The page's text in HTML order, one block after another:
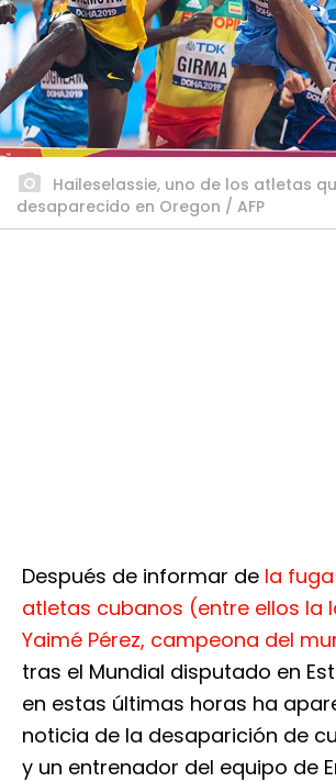
Haileselassie, uno de los atletas
desaparecido en Oregon / AFP
Después de informar de la
atletas cubanos (entre ellos la
Yaimé Pérez, campeona del
tras el Mundial disputado en
en estas últimas horas ha
noticia de la desaparición de
y un entrenador del equipo de